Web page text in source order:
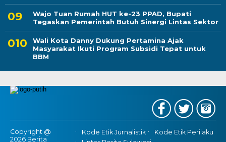
Wajo Tuan Rumah HUT ke-23 PPAD, Bupati
Tegaskan Pemerintah Butuh Sinergi Lintas Sektor
Wali Kota Danny Dukung Pertamina Ajak
Masyarakat Ikuti Program Subsidi Tepat untuk
BBM
Copyright @
2026 Berita
Kode Etik Jurnalistik
Kode Etik Perilaku